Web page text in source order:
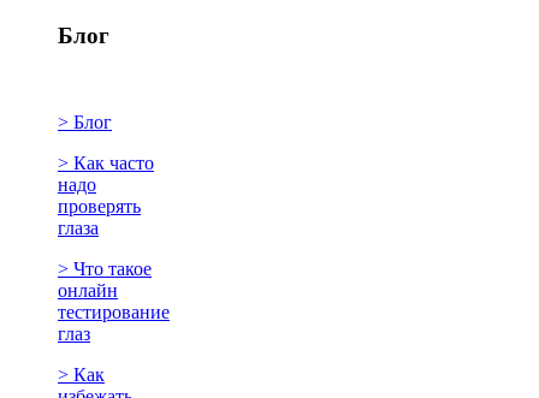
Блог
> Блог
> Как часто
надо
проверять
глаза
> Что такое
онлайн
тестирование
глаз
> Как